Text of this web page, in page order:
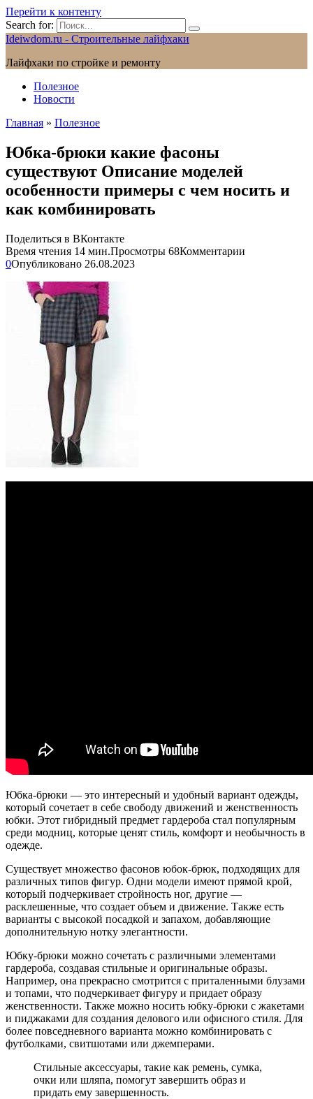
Перейти к контенту
Search for:
Ideiwdom.ru - Строительные лайфхаки
Лайфхаки по стройке и ремонту
Полезное
Новости
Главная » Полезное
Юбка-брюки какие фасоны
существуют Описание моделей
особенности примеры с чем носить и
как комбинировать
Поделиться в ВКонтакте
Время чтения 14 мин.Просмотры 68Комментарии
0Опубликовано 26.08.2023
Юбка-брюки — это интересный и удобный вариант одежды,
который сочетает в себе свободу движений и женственность
юбки. Этот гибридный предмет гардероба стал популярным
среди модниц, которые ценят стиль, комфорт и необычность в
одежде.
Существует множество фасонов юбок-брюк, подходящих для
различных типов фигур. Одни модели имеют прямой крой,
который подчеркивает стройность ног, другие —
расклешенные, что создает объем и движение. Также есть
варианты с высокой посадкой и запахом, добавляющие
дополнительную нотку элегантности.
Юбку-брюки можно сочетать с различными элементами
гардероба, создавая стильные и оригинальные образы.
Например, она прекрасно смотрится с приталенными блузами
и топами, что подчеркивает фигуру и придает образу
женственности. Также можно носить юбку-брюки с жакетами
и пиджаками для создания делового или офисного стиля. Для
более повседневного варианта можно комбинировать с
футболками, свитшотами или джемперами.
Стильные аксессуары, такие как ремень, сумка,
очки или шляпа, помогут завершить образ и
придать ему завершенность.